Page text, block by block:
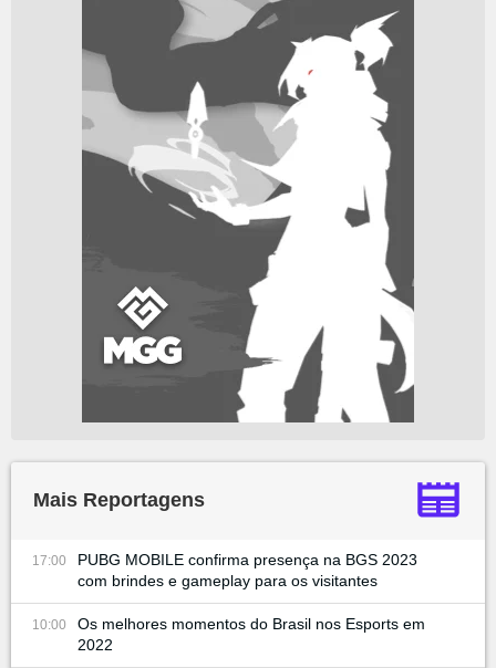
Mais Reportagens
17:00
PUBG MOBILE confirma presença na BGS 2023
com brindes e gameplay para os visitantes
10:00
Os melhores momentos do Brasil nos Esports em
2022